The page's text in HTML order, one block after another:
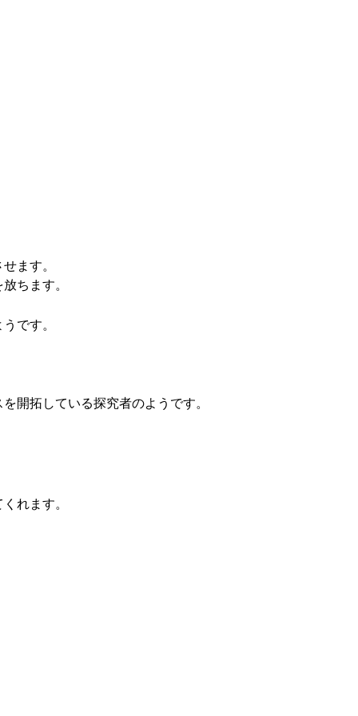
ます。
ちます。
です。
開拓している探究者のようです。
れます。